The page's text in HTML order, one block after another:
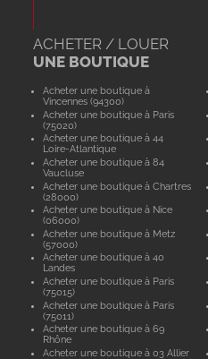
ACHETER / LOUER
UNE BOUTIQUE
Acheter une boutique à
Vincennes (94300)
Acheter une boutique à Paris
(75020)
Acheter une boutique à 44
Loire-Atlantique
Acheter une boutique à 84
Vaucluse
Acheter une boutique à Chartres
(28000)
Acheter une boutique à Nice
(06000)
Acheter une boutique à Metz
(57000)
Acheter une boutique à 40
Landes
Acheter une boutique à Paris
(75015)
Acheter une boutique à Paris
(75011)
Acheter une boutique à 69
Rhône
Acheter une boutique à 03 Allier